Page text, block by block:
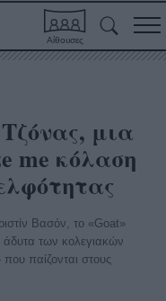
Αίθουσες
μια
me κόλαση
Βασόν, το «Goat»
άδυτα των κολεγιακών
παίζονται στους